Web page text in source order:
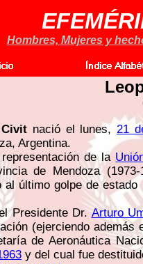
Hombres, Mujeres y
nació el lunes, 21
Argentina.
de la
de Mendoza
al último golpe de
Presidente Dr. Arturo
(ejerciendo además
de Aeronáutica
y del cual fue